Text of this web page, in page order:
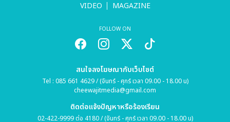
VIDEO
MAGAZINE
FOLLOW ON
สนใจลงโฆษณากับเว็บไซต์
Tel : 085 661 4629 / (จันทร์ - ศุกร์ เวลา 09.00 - 18.00 น)
cheewajitmedia@gmail.com
ติดต่อแจ้งปัญหาหรือร้องเรียน
02-422-9999 ต่อ 4180 / (จันทร์ - ศุกร์ เวลา 09.00 - 18.00 น)